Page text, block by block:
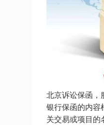
北京诉讼保函，
银行保函的内容
关交易或项目